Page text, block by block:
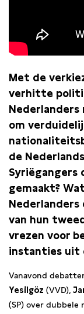
Met de
verhitte
om
de
Syriëgangers
gemaakt?
van hun
vrezen voor
instanties uit
Vanavond
Yesilgöz (VVD),
(SP) over dubbele